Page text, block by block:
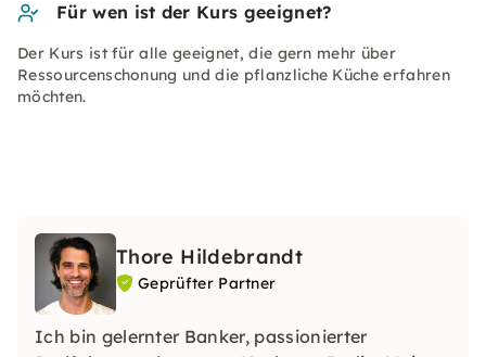
Für wen ist der Kurs geeignet?
Der Kurs ist für alle geeignet, die gern mehr über
Ressourcenschonung und die pflanzliche Küche erfahren
möchten.
Thore Hildebrandt
Geprüfter Partner
Ich bin gelernter Banker, passionierter